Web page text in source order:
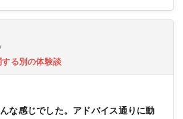
る別の体験談
な感じでした。アドバイス通りに動